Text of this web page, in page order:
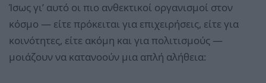
Ίσως γι’ αυτό οι πιο ανθεκτικοί οργανισμοί στον
κόσμο — είτε πρόκειται για επιχειρήσεις, είτε για
κοινότητες, είτε ακόμη και για πολιτισμούς —
μοιάζουν να κατανοούν μια απλή αλήθεια: